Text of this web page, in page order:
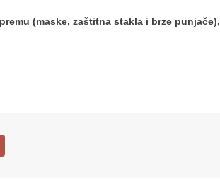
(maske, zaštitna stakla i brze punjače),